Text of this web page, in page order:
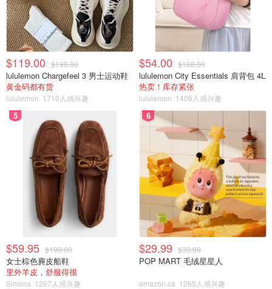
$119.00 $198.00
lululemon Chargefeel 3 男士运动鞋
黄金码都有货
lululemon 1710人感兴趣
$54.00 $108.00
lululemon City Essentials 肩背包 4L
热卖！库存紧张
lululemon 1406人感兴趣
5
$59.95 $190.00
女士棕色麂皮船鞋
里外羊皮，舒服得很
Simons 1267人感兴趣
6
$29.99 $33.99
POP MART 毛绒星星人
amazon.ca 1265人感兴趣